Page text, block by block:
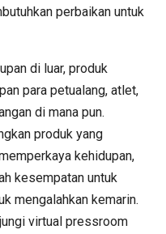
perbaikan untuk
di luar, produk
para petualang, atlet,
di mana pun.
produk yang
kehidupan,
kesempatan untuk
mengalahkan kemarin.
virtual pressroom